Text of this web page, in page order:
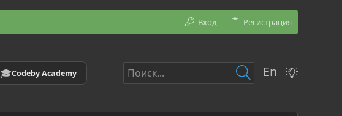
Вход Регистрация
🎓Codeby Academy En